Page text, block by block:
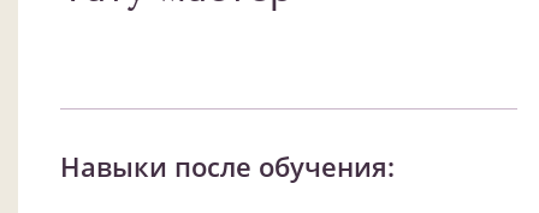
Навыки после обучения: